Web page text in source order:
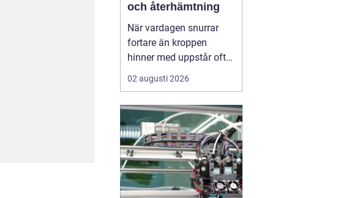
och återhämtning
När vardagen snurrar
fortare än kroppen
hinner med uppstår ofta
spänningar, oro och
trötthet som inte går att
Många börjar då söka
efter metoder som kan
skapa lugn på djupet,
inte bara i tankarna utan
också i kroppen. I den
sökn...
02 augusti 2026